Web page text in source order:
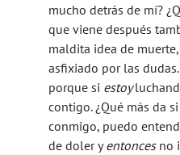
mucho detrás de mí?
que viene después
maldita idea de
asfixiado por las
porque si estoy
contigo. ¿Qué más da
conmigo, puedo
de doler yentoncesno